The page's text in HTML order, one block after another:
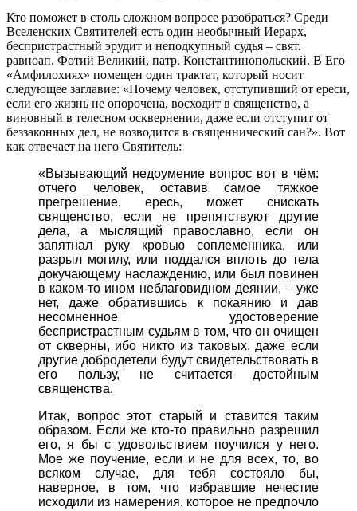
Кто поможет в столь сложном вопросе разобраться? Среди
Вселенских Святителей есть один необычный Иерарх,
беспристрастный эрудит и неподкупный судья – свят.
равноап. Фотий Великий, патр. Константинопольский. В Его
«Амфилохиях» помещен один трактат, который носит
следующее заглавие: «Почему человек, отступивший от ереси,
если его жизнь не опорочена, восходит в священство, а
виновный в телесном осквернении, даже если отступит от
беззаконных дел, не возводится в священнический сан?». Вот
как отвечает на него Святитель:
«Вызывающий недоумение вопрос вот в чём:
отчего человек, оставив самое тяжкое
прегрешение, ересь, может снискать
священство, если не препятствуют другие
дела, а мыслящий православно, если он
запятнал руку кровью соплеменника, или
разрыл могилу, или поддался вплоть до тела
докучающему наслаждению, или был повинен
в каком-то ином неблаговидном деянии, – уже
нет, даже обратившись к покаянию и дав
несомненное удостоверение
беспристрастным судьям в том, что он очищен
от скверны, ибо никто из таковых, даже если
другие добродетели будут свидетельствовать в
его пользу, не считается достойным
священства.
Итак, вопрос этот старый и ставится таким
образом. Если же кто-то правильно разрешил
его, я бы с удовольствием поучился у него.
Мое же поучение, если и не для всех, то, во
всяком случае, для тебя состояло бы,
наверное, в том, что избравшие нечестие
исходили из намерения, которое не предпочло